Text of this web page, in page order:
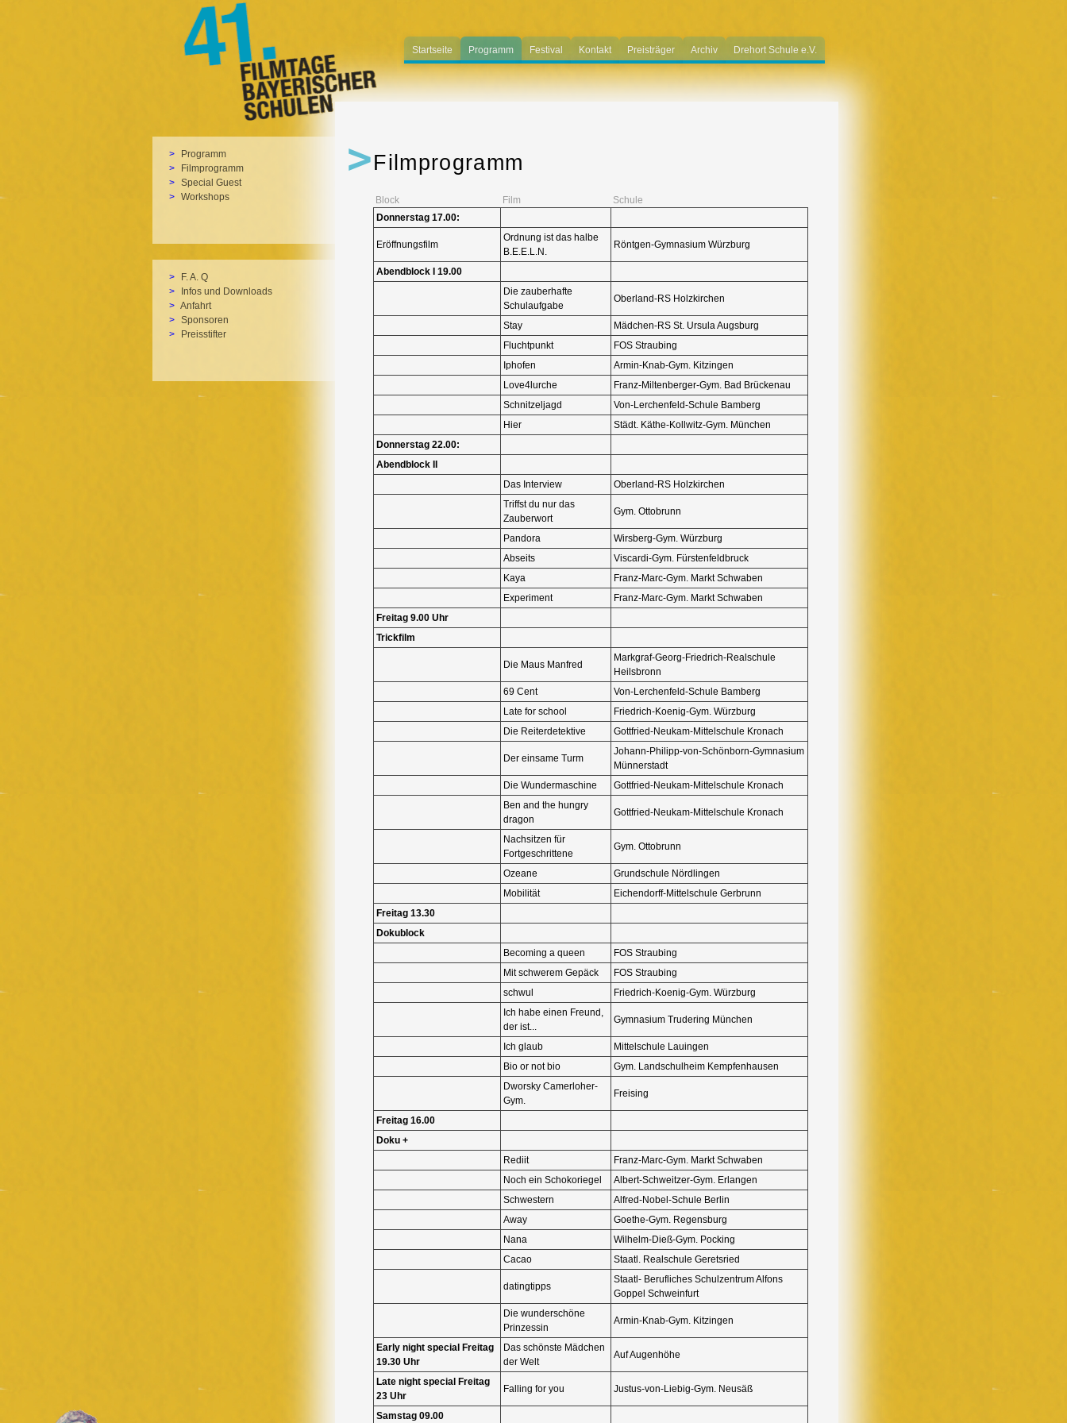
Startseite
Programm
Festival
Kontakt
Preisträger
Archiv
Drehort Schule e.V.
Startseite Programm Festival Kontakt Preisträger Archiv Drehort Schule e.V.
Filmprogramm
Block Film
Schule
Donnerstag 17.00:
Eröffnungsfilm
Ordnung ist das halbe
B.E.E.L.N.
Röntgen-Gymnasium Würzburg
Abendblock I 19.00
Die zauberhafte
Schulaufgabe
Oberland-RS Holzkirchen
Stay
Mädchen-RS St. Ursula Augsburg
Fluchtpunkt
FOS Straubing
Iphofen
Armin-Knab-Gym. Kitzingen
Love4lurche
Franz-Miltenberger-Gym. Bad Brückenau
Schnitzeljagd
Von-Lerchenfeld-Schule Bamberg
Hier
Städt. Käthe-Kollwitz-Gym. München
Donnerstag 22.00:
Abendblock II
Das Interview
Oberland-RS Holzkirchen
Triffst du nur das
Zauberwort
Gym. Ottobrunn
Pandora
Wirsberg-Gym. Würzburg
Abseits
Viscardi-Gym. Fürstenfeldbruck
Kaya
Franz-Marc-Gym. Markt Schwaben
Experiment
Franz-Marc-Gym. Markt Schwaben
Freitag 9.00 Uhr
Trickfilm
Die Maus Manfred
Markgraf-Georg-Friedrich-Realschule
Heilsbronn
69 Cent
Von-Lerchenfeld-Schule Bamberg
Late for school
Friedrich-Koenig-Gym. Würzburg
Die Reiterdetektive
Gottfried-Neukam-Mittelschule Kronach
Der einsame Turm
Johann-Philipp-von-Schönborn-Gymnasium
Münnerstadt
Die Wundermaschine
Gottfried-Neukam-Mittelschule Kronach
Ben and the hungry
dragon
Gottfried-Neukam-Mittelschule Kronach
Nachsitzen für
Fortgeschrittene
Gym. Ottobrunn
Ozeane
Grundschule Nördlingen
Mobilität
Eichendorff-Mittelschule Gerbrunn
Freitag 13.30
Dokublock
Becoming a queen
FOS Straubing
Mit schwerem Gepäck
FOS Straubing
schwul
Friedrich-Koenig-Gym. Würzburg
Ich habe einen Freund,
der ist...
Gymnasium Trudering München
Ich glaub
Mittelschule Lauingen
Bio or not bio
Gym. Landschulheim Kempfenhausen
Dworsky Camerloher-
Gym.
Freising
Freitag 16.00
Doku +
Rediit
Franz-Marc-Gym. Markt Schwaben
Noch ein Schokoriegel
Albert-Schweitzer-Gym. Erlangen
Schwestern
Alfred-Nobel-Schule Berlin
Away
Goethe-Gym. Regensburg
Nana
Wilhelm-Dieß-Gym. Pocking
Cacao
Staatl. Realschule Geretsried
datingtipps
Staatl- Berufliches Schulzentrum Alfons
Goppel Schweinfurt
Die wunderschöne
Prinzessin
Armin-Knab-Gym. Kitzingen
Early night special Freitag
19.30 Uhr
Das schönste Mädchen
der Welt
Auf Augenhöhe
Late night special Freitag
23 Uhr
Falling for you Justus-von-Liebig-Gym. Neusäß
Samstag 09.00
Programm
Filmprogramm
Special Guest
Workshops
F. A. Q
Infos und Downloads
Anfahrt
Sponsoren
Preisstifter